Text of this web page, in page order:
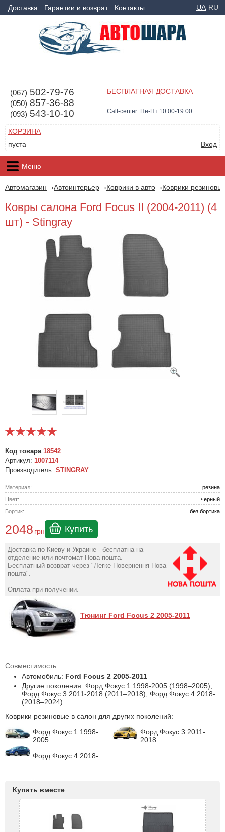
Доставка Гарантии и возврат Контакты UA RU
(067) 502-79-76
(050) 857-36-88
(093) 543-10-10
БЕСПЛАТНАЯ ДОСТАВКА
Call-center: Пн-Пт 10.00-19.00
КОРЗИНА
пуста
Вход
Меню
Автомагазин Автоинтерьер Коврики в авто Коврики
Ковры салона Ford Focus II (2004-2011) (4
шт) - Stingray
Код товара 18542
Артикул: 1007114
Производитель: STINGRAY
Материал:
резина
Цвет:
черный
Бортик:
без бортика
2048 грн Купить
Доставка по Киеву и Украине - бесплатна на
отделение или почтомат Нова пошта.
Бесплатный возврат через "Легке Повернення Нова
пошта".
Оплата при получении.
Тюнинг Ford Focus 2 2005-2011
Совместимость:
Автомобиль: Ford Focus 2 2005-2011
Другие поколения: Форд Фокус 1 1998-2005 (1998–2005),
Форд Фокус 3 2011-2018 (2011–2018), Форд Фокус 4 2018-
(2018–2024)
Коврики резиновые в салон для других поколений:
Форд Фокус 1 1998-
2005
Форд Фокус 3 2011-
2018
Форд Фокус 4 2018-
Купить вместе